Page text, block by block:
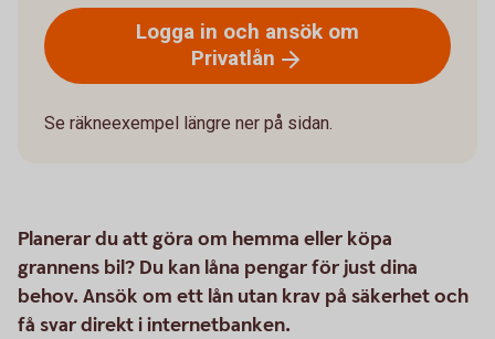
Logga in och ansök om
Privatlån
Se räkneexempel längre ner på sidan.
Planerar du att göra om hemma eller köpa
grannens bil? Du kan låna pengar för just dina
behov. Ansök om ett lån utan krav på säkerhet och
få svar direkt i internetbanken.